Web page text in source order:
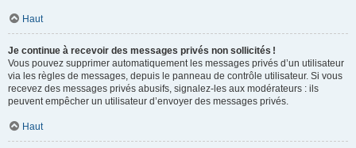
Haut
Je continue à recevoir des messages privés non sollicités !
Vous pouvez supprimer automatiquement les messages privés d’un utilisateur
via les règles de messages, depuis le panneau de contrôle utilisateur. Si vous
recevez des messages privés abusifs, signalez-les aux modérateurs : ils
peuvent empêcher un utilisateur d’envoyer des messages privés.
Haut